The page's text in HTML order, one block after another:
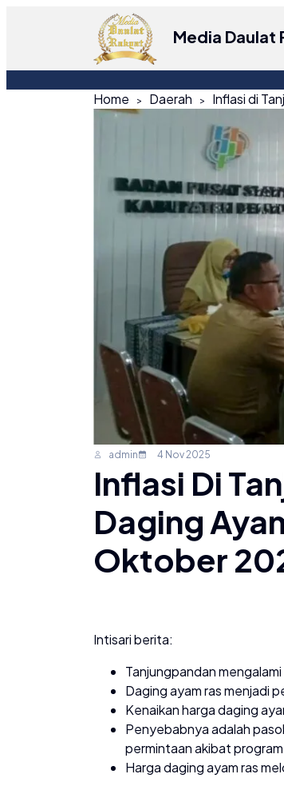
Media Daulat
Home
Daerah
admin 4 Nov 2025
Inflasi Di
Daging
Oktober
Intisari berita:
Tanjungpandan
Daging ayam ras menjadi
Kenaikan harga daging
Penyebabnya adalah
permintaan akibat
Harga daging ayam ras